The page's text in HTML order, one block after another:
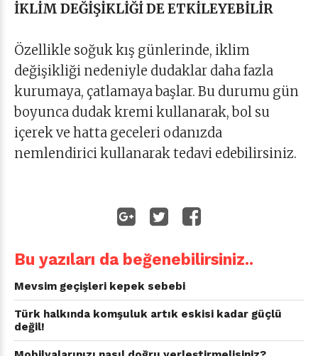
İKLİM DEĞİŞİKLİĞİ DE ETKİLEYEBİLİR
Özellikle soğuk kış günlerinde, iklim
değişikliği nedeniyle dudaklar daha fazla
kurumaya, çatlamaya başlar. Bu durumu gün
boyunca dudak kremi kullanarak, bol su
içerek ve hatta geceleri odanızda
nemlendirici kullanarak tedavi edebilirsiniz.
Bu yazıları da beğenebilirsiniz..
Mevsim geçişleri kepek sebebi
Türk halkında komşuluk artık eskisi kadar güçlü
değil!